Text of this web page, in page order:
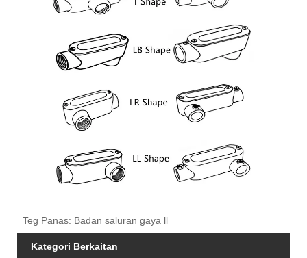
Teg Panas: Badan saluran gaya ll
Kategori Berkaitan